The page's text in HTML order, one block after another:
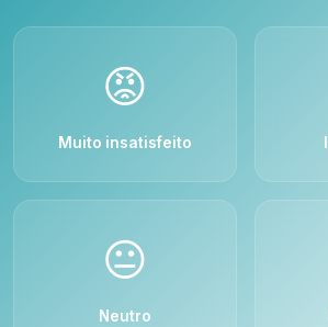
😡
Muito insatisfeito
😐
Neutro